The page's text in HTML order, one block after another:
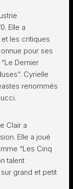
Elle a
les critiques
pour ses
Dernier
Cyrielle
renommés
Clair a
Elle a joué
“Les Cinq
talent
grand et petit